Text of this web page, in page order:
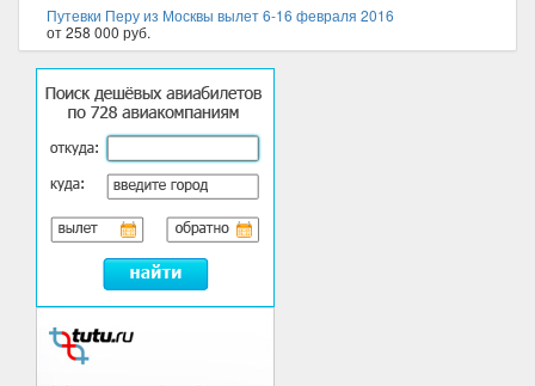
Путевки Перу из Москвы вылет 6-16 февраля 2016
от 258 000 руб.